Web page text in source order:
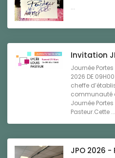
...
Invitation
Journée Portes
2026 DE
cheffe
communauté
Journée
Pasteur.Cette ...
JPO 2026 -